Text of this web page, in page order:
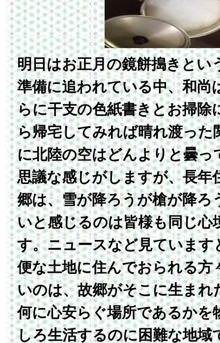
明日はお正月の鏡餅搗きとい
準備に追われている中、和尚
らに干支の色紙書きとお掃除
ら帰宅してみれば晴れ渡った
に北陸の空はどんよりと曇っ
思議な感じがしますが、長年
郷は、雪が降ろうが槍が降ろ
いと感じるのは皆様も同じ心
す。ニュースなど見ています
便な土地に住んでおられる方
いのは、故郷がそこに生まれ
何に心安らぐ場所であるかを
しろ生活するのに困難な地域